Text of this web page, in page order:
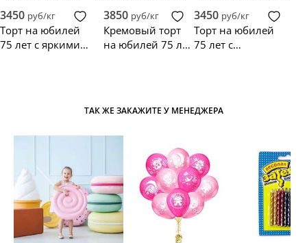
3450 руб/кг
Торт на юбилей
75 лет с яркими
3850 руб/кг
Кремовый торт
на юбилей 75 лет
3450 руб/кг
Торт на юбилей
75 лет с
ТАК ЖЕ ЗАКАЖИТЕ У МЕНЕДЖЕРА